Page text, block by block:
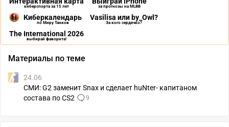
киберспорта за 15 лет за прогнозы на MLBB
Киберкалендарь
по Миру Танков
Vasilisa или by_Owl?
За кого сердечко?
The International 2026
выбирай фаворита!
Материалы по теме
24.06
СМИ: G2 заменит Snax и сделает huNter- капитаном
состава по CS2
9